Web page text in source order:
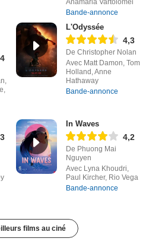
Anamaria Vartolomei
Bande-annonce
L'Odyssée
4,3
De Christopher Nolan
Avec Matt Damon, Tom
Holland, Anne
Hathaway
Bande-annonce
In Waves
4,2
De Phuong Mai
Nguyen
Avec Lyna Khoudri,
Paul Kircher, Rio Vega
Bande-annonce
films au ciné